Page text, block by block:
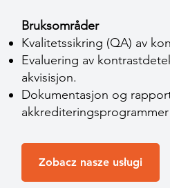
Bruksområder
Kvalitetssikring (QA) av
Evaluering av
akvisisjon.
Dokumentasjon og
Zobacz nasze usługi